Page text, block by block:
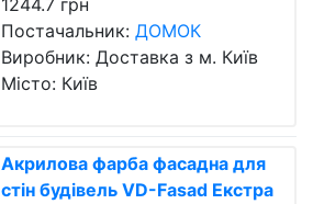
1244.7 грн
Постачальник: ДОМОК
Виробник: Доставка з м. Київ
Місто: Київ
Акрилова фарба фасадна для
стін будівель VD-Fasad Екстра